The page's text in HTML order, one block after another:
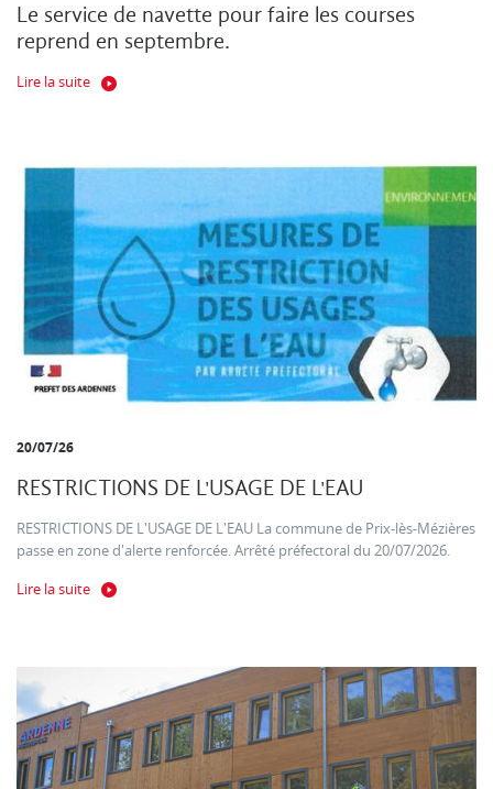
Le service de navette pour faire les courses
reprend en septembre.
Lire la suite
20/07/26
RESTRICTIONS DE L'USAGE DE L'EAU
RESTRICTIONS DE L'USAGE DE L'EAU La commune de Prix-lès-Mézières
passe en zone d'alerte renforcée. Arrêté préfectoral du 20/07/2026.
Lire la suite